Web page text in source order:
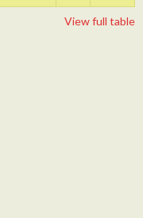
View full table